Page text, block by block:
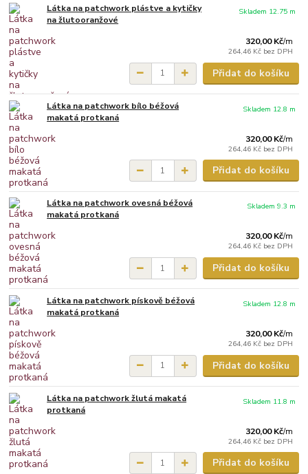
Látka na patchwork plástve a kytičky
na žlutooranžové
320,00 Kč/m
264,46 Kč bez DPH
Skladem 12.75 m
Přidat do košíku
Látka na patchwork bílo béžová
makatá protkaná
320,00 Kč/m
264,46 Kč bez DPH
Skladem 12.8 m
Přidat do košíku
Látka na patchwork ovesná béžová
makatá protkaná
320,00 Kč/m
264,46 Kč bez DPH
Skladem 9.3 m
Přidat do košíku
Látka na patchwork pískově béžová
makatá protkaná
320,00 Kč/m
264,46 Kč bez DPH
Skladem 12.8 m
Přidat do košíku
Látka na patchwork žlutá makatá
protkaná
320,00 Kč/m
264,46 Kč bez DPH
Skladem 11.8 m
Přidat do košíku